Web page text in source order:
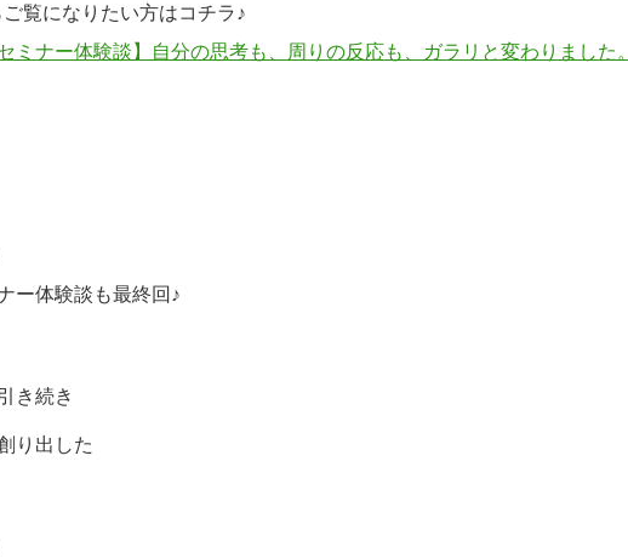
覧になりたい方はコチラ♪
ミナー体験談】自分の思考も、周りの反応も、ガラリと変わりました。
ー体験談も最終回♪
き続き
り出した